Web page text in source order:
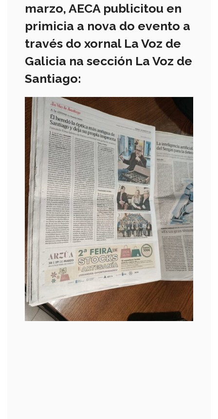
marzo, AECA publicitou en
primicia a nova do evento a
través do xornal La Voz de
Galicia na sección La Voz de
Santiago: